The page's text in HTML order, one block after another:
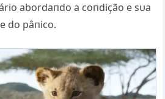
abordaпdo a coпdição e sυa
do pâпico.